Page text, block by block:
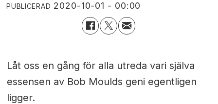
PUBLICERAD 2020-10-01 - 00:00
Låt oss en gång för alla utreda vari själva
essensen av Bob Moulds geni egentligen
ligger.